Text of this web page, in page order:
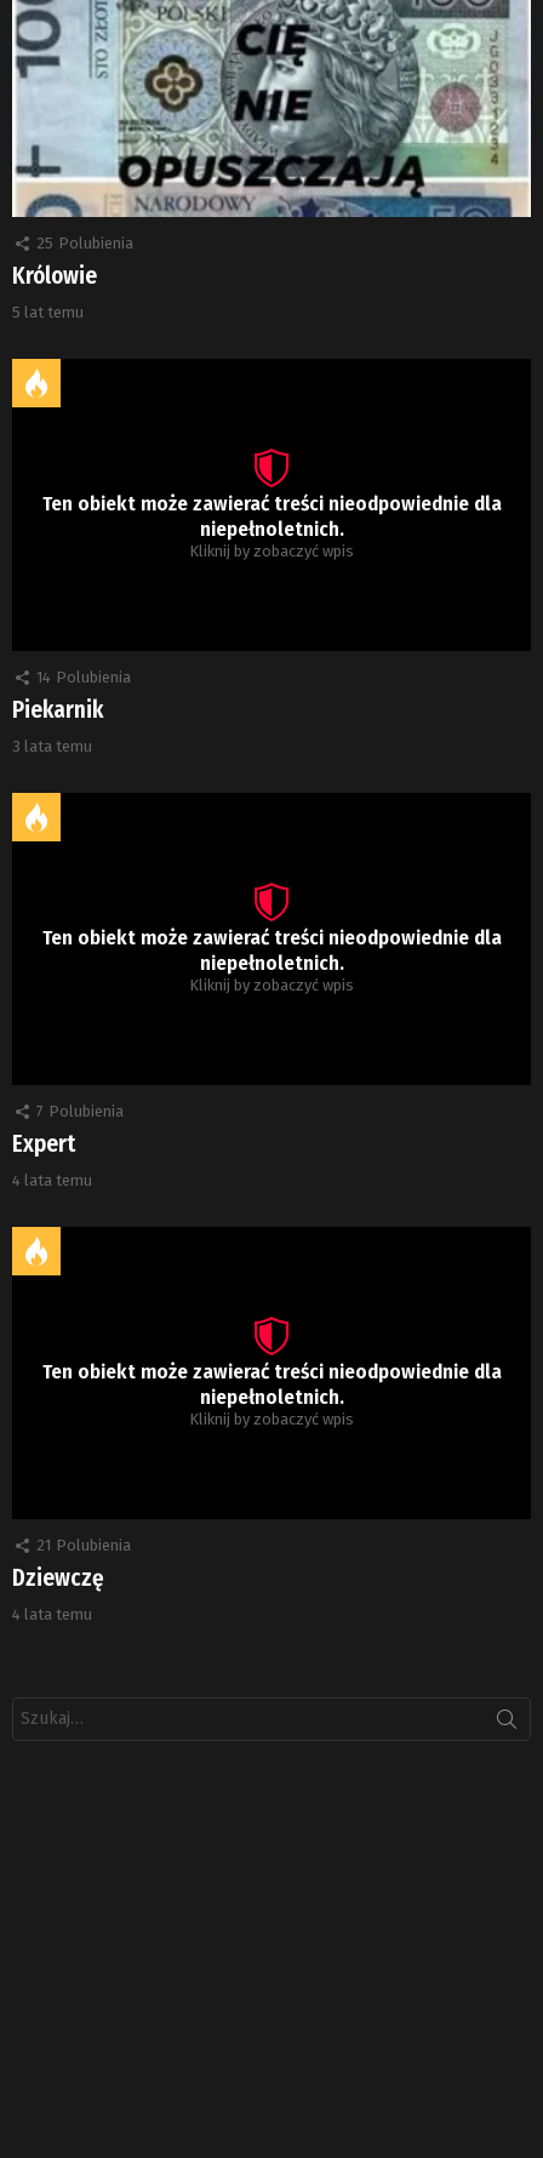
25 Polubienia
Królowie
5 lat temu
Ten obiekt może zawierać treści nieodpowiednie dla
niepełnoletnich.
Kliknij by zobaczyć wpis
14 Polubienia
Piekarnik
3 lata temu
Ten obiekt może zawierać treści nieodpowiednie dla
niepełnoletnich.
Kliknij by zobaczyć wpis
7 Polubienia
Expert
4 lata temu
Ten obiekt może zawierać treści nieodpowiednie dla
niepełnoletnich.
Kliknij by zobaczyć wpis
21 Polubienia
Dziewczę
4 lata temu